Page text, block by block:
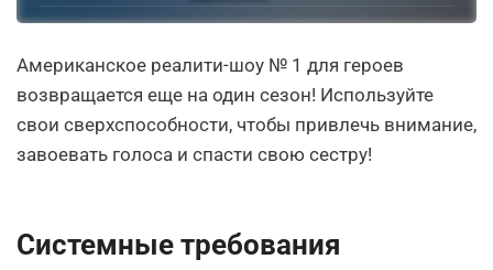
Американское реалити-шоу № 1 для героев
возвращается еще на один сезон! Используйте
свои сверхспособности, чтобы привлечь внимание,
завоевать голоса и спасти свою сестру!
Системные требования